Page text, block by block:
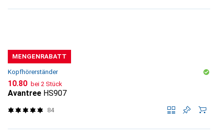
MENGENRABATT
Kopfhörerständer
CHF
10.80 bei 2 Stück
Avantree HS907
84